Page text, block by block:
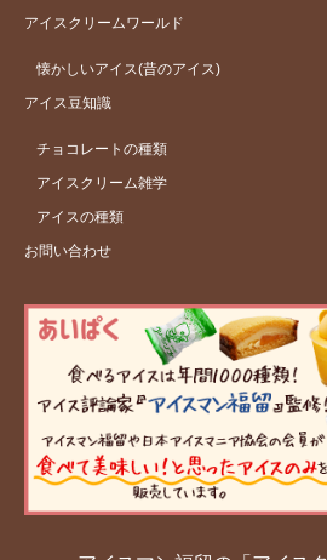
アイスクリームワールド
懐かしいアイス(昔のアイス)
アイス豆知識
チョコレートの種類
アイスクリーム雑学
アイスの種類
お問い合わせ